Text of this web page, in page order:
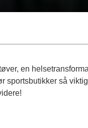
en
sportsbutikker så